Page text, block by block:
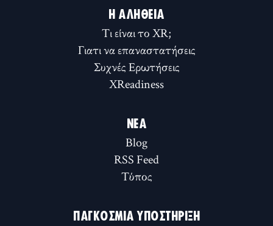
Η ΑΛΉΘΕΙΑ
Τι είναι το XR;
Γιατι να επαναστατήσεις
Συχνές Ερωτήσεις
XReadiness
ΝΈΑ
Blog
RSS Feed
Τύπος
ΠΑΓΚΌΣΜΙΑ ΥΠΟΣΤΉΡΙΞΗ